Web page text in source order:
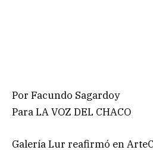
Por Facundo Sagardoy
Para LA VOZ DEL CHACO
Galería Lur reafirmó en